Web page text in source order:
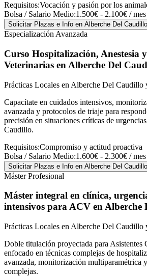
Requisitos:Vocación y pasión por los
Bolsa / Salario Medio:1.500€ - 2.100€ / mes
Solicitar Plazas e Info en Alberche Del Caudillo
Especialización Avanzada
Curso Hospitalización, Anestesia
Veterinarias en Alberche Del
Prácticas Locales en Alberche Del Caudillo
Capacítate en cuidados intensivos,
avanzada y protocolos de triaje para
precisión en situaciones críticas de
Caudillo.
Requisitos:Compromiso y actitud proactiva
Bolsa / Salario Medio:1.600€ - 2.300€ / mes
Solicitar Plazas e Info en Alberche Del Caudillo
Máster Profesional
Máster integral en clínica,
intensivos para ACV en Alberche
Prácticas Locales en Alberche Del Caudillo
Doble titulación proyectada para Asistentes
enfocado en técnicas complejas de
avanzada, monitorización multiparamétrica
complejas.